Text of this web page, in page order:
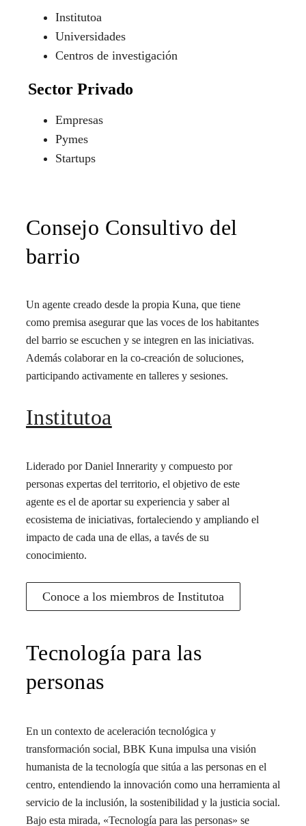
Institutoa
Universidades
Centros de investigación
Sector Privado
Empresas
Pymes
Startups
Consejo Consultivo del
barrio
Un agente creado desde la propia Kuna, que tiene
como premisa asegurar que las voces de los habitantes
del barrio se escuchen y se integren en las iniciativas.
Además colaborar en la co-creación de soluciones,
participando activamente en talleres y sesiones.
Institutoa
Liderado por Daniel Innerarity y compuesto por
personas expertas del territorio, el objetivo de este
agente es el de aportar su experiencia y saber al
ecosistema de iniciativas, fortaleciendo y ampliando el
impacto de cada una de ellas, a tavés de su
conocimiento.
Conoce a los miembros de Institutoa
Tecnología para las
personas
En un contexto de aceleración tecnológica y
transformación social, BBK Kuna impulsa una visión
humanista de la tecnología que sitúa a las personas en el
centro, entendiendo la innovación como una herramienta al
servicio de la inclusión, la sostenibilidad y la justicia social.
Bajo esta mirada, «Tecnología para las personas» se